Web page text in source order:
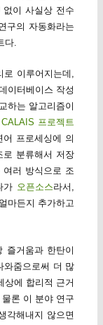
이 사실상 전수
구의 자동화라는
다.
이루어지는데,
이터베이스 작성
하는 알고리즘이
CALAIS 프로젝트
프로세싱에 의
분류해서 저장
러 방식으로 조
가 오픈소스라서,
마든지 추가하고
즐거움과 한탄이
와줌으로써 더 많
상에 합리적 근거
론 이 분야 연구
각해내지 않으면